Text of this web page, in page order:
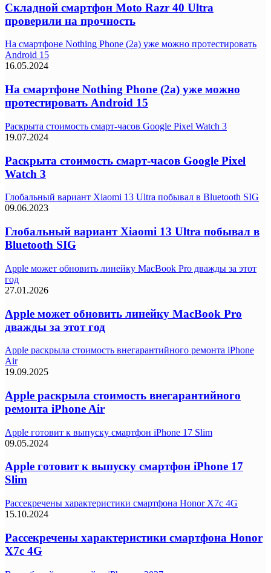
Складной смартфон Moto Razr 40 Ultra
проверили на прочность
На смартфоне Nothing Phone (2a) уже можно протестировать
Android 15
16.05.2024
На смартфоне Nothing Phone (2a) уже можно
протестировать Android 15
Раскрыта стоимость смарт-часов Google Pixel Watch 3
19.07.2024
Раскрыта стоимость смарт-часов Google Pixel
Watch 3
Глобальный вариант Xiaomi 13 Ultra побывал в Bluetooth SIG
09.06.2023
Глобальный вариант Xiaomi 13 Ultra побывал в
Bluetooth SIG
Apple может обновить линейку MacBook Pro дважды за этот
год
27.01.2026
Apple может обновить линейку MacBook Pro
дважды за этот год
Apple раскрыла стоимость внегарантийного ремонта iPhone
Air
19.09.2025
Apple раскрыла стоимость внегарантийного
ремонта iPhone Air
Apple готовит к выпуску смартфон iPhone 17 Slim
09.05.2024
Apple готовит к выпуску смартфон iPhone 17
Slim
Рассекречены характеристики смартфона Honor X7c 4G
15.10.2024
Рассекречены характеристики смартфона Honor
X7c 4G